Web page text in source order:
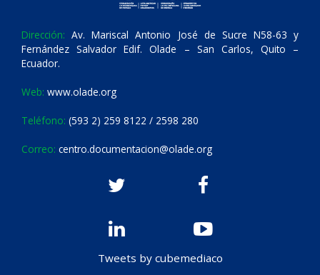
Dirección: Av. Mariscal Antonio José de Sucre N58-63 y
Fernández Salvador Edif. Olade – San Carlos, Quito –
Ecuador.
Web: www.olade.org
Teléfono: (593 2) 259 8122 / 2598 280
Correo: centro.documentacion@olade.org
Tweets by cubemediaco